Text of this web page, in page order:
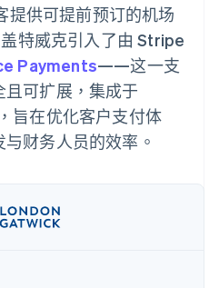
与休闲
伙伴
提供可提前预订的机场
特威克引入了由 Stripe
Payments——这一支
可扩展，集成于
旨在优化客户支付体
财务人员的效率。